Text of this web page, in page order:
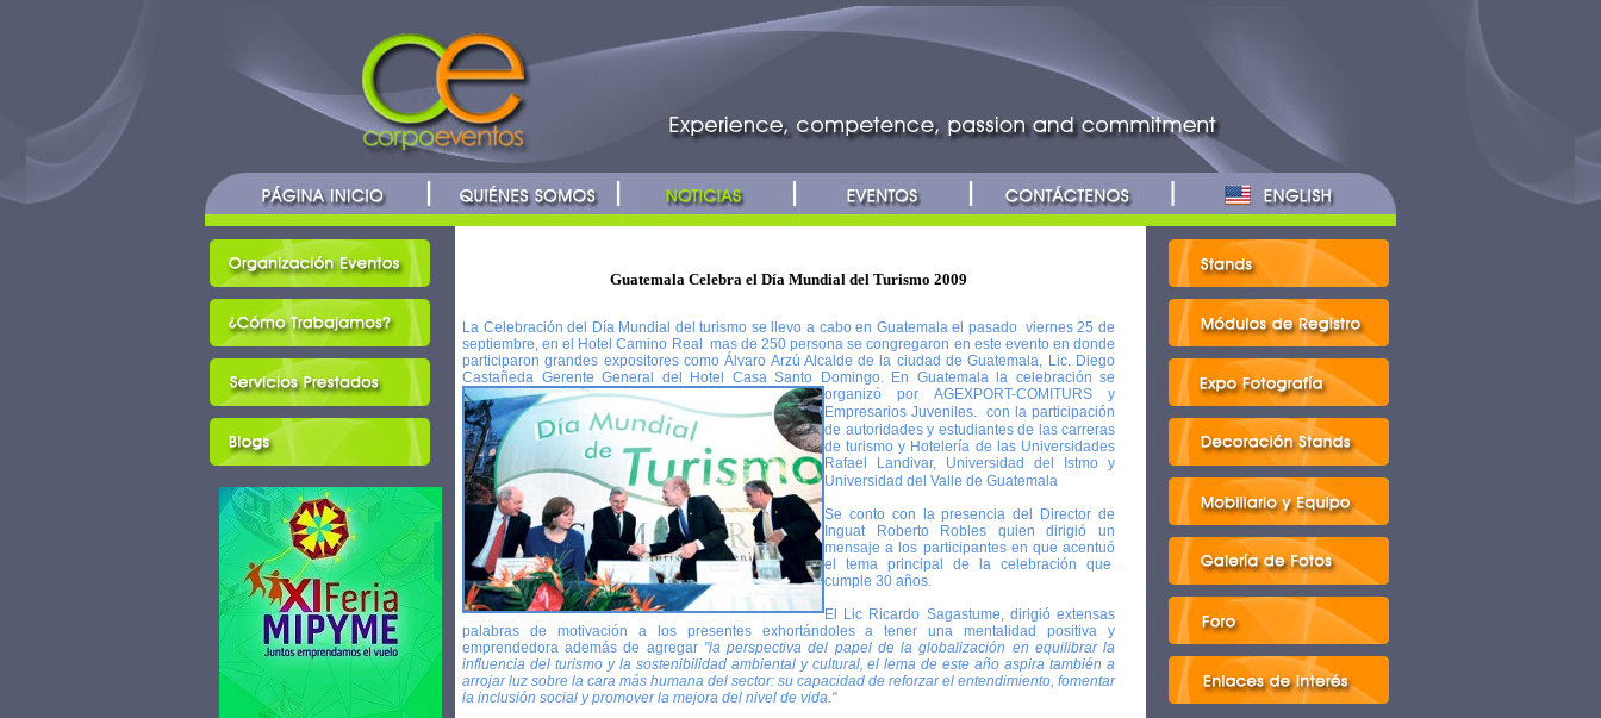
Guatemala Celebra el Día Mundial del Turismo 2009
La Celebración del Día Mundial del turismo se llevo a cabo en Guatemala el pasado viernes 25 de
septiembre, en el Hotel Camino Real mas de 250 persona se congregaron en este evento en donde
participaron grandes expositores como Álvaro Arzú Alcalde de la ciudad de Guatemala, Lic. Diego
Castañeda Gerente General del Hotel Casa Santo Domingo. En Guatemala la celebración se
organizó por AGEXPORT-COMITURS y
Empresarios Juveniles. con la participación
de autoridades y estudiantes de las carreras
de turismo y Hotelería de las Universidades
Rafael Landivar, Universidad del Istmo y
Universidad del Valle de Guatemala
Se conto con la presencia del Director de
Inguat Roberto Robles quien dirigió un
mensaje a los participantes en que acentuó
el tema principal de la celebración que
cumple 30 años.
El Lic Ricardo Sagastume, dirigió extensas
palabras de motivación a los presentes exhortándoles a tener una mentalidad positiva y
emprendedora además de agregar "la perspectiva del papel de la globalización en equilibrar la
influencia del turismo y la sostenibilidad ambiental y cultural, el lema de este año aspira también a
arrojar luz sobre la cara más humana del sector: su capacidad de reforzar el entendimiento, fomentar
la inclusión social y promover la mejora del nivel de vida."